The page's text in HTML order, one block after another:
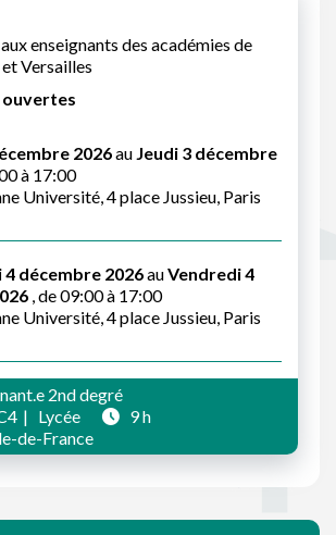
enseignants des académies de
Versailles
2026au Jeudi 3 décembre
à 17:00
Université, 4 place Jussieu, Paris
décembre 2026auVendredi 4
, de 09:00 à 17:00
Université, 4 place Jussieu, Paris
2nd degré
Lycée
9 h
de-France